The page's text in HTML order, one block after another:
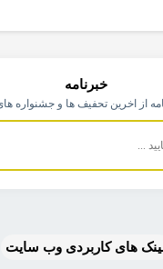
خبرنامه
از اخرین تحفیف ها و جشنواره
های کاربردی وب سایت